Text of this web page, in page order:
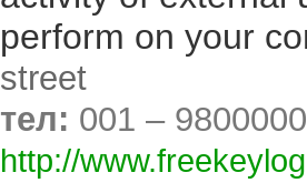
perform on your
street
тел: 001 –
http://